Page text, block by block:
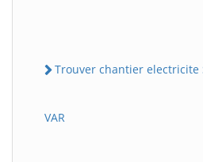
Trouver chantier electricite
VAR